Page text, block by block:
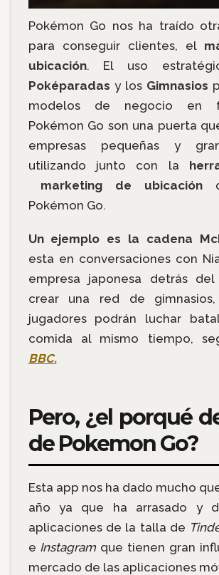
Pokémon Go nos ha traído
para conseguir clientes, el
ubicación. El uso
Poképaradas y los Gimnasios
modelos de negocio en
Pokémon Go son una puerta
empresas pequeñas y
utilizando junto con la
marketing de ubicación
Pokémon Go.
Un ejemplo es la cadena
esta en conversaciones con
empresa japonesa detrás
crear una red de
jugadores podrán luchar
comida al mismo tiempo,
BBC.
Pero, ¿el porqué
de Pokemon Go?
Esta app nos ha dado mucho
año ya que ha arrasado y
aplicaciones de la talla de
e Instagram que tienen gran
mercado de las aplicaciones